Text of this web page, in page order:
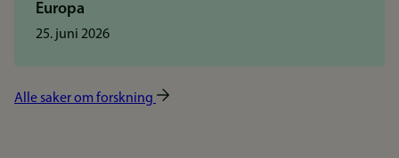
Europa
25. juni 2026
Alle saker om forskning